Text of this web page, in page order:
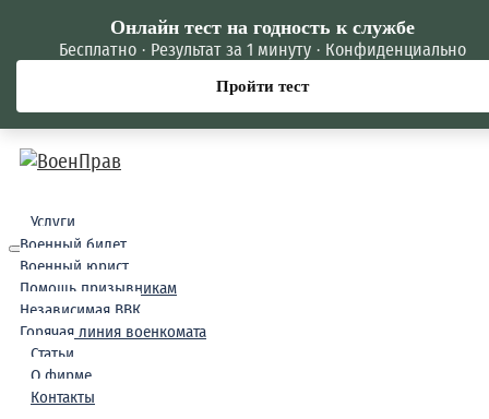
Услуги
Военный билет
Военный юрист
Помощь призывникам
Независимая ВВК
Горячая линия военкомата
Статьи
О фирме
Контакты
Онлайн тест на годность к службе
Бесплатно · Результат за 1 минуту · Конфиденциально
Пройти тест